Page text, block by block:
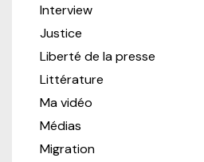
Interview
Justice
Liberté de la presse
Littérature
Ma vidéo
Médias
Migration